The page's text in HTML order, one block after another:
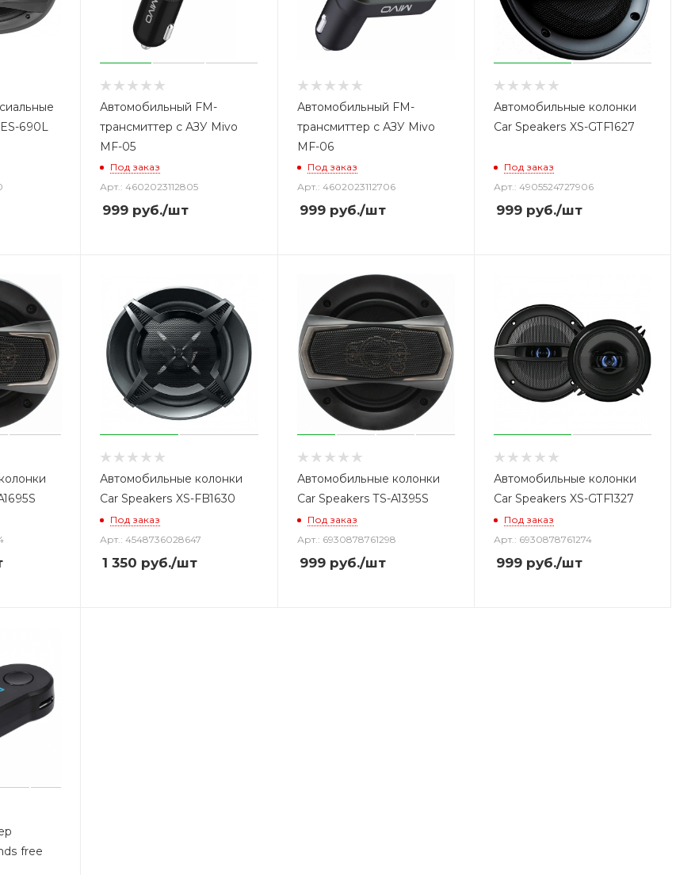
690L
Автомобильный FM-
трансмиттер с АЗУ Mivo
MF-05
Под заказ
Арт.: 4602023112805
999 руб./шт
Автомобильный FM-
трансмиттер с АЗУ Mivo
MF-06
Под заказ
Арт.: 4602023112706
999руб./шт
Автомобильные колонки
Car Speakers XS-GTF1627
Под заказ
Арт.: 4905524727906
999руб./шт
Автомобильные колонки
Car Speakers XS-FB1630
Под заказ
Арт.: 4548736028647
1 350 руб./шт
Автомобильные колонки
Car Speakers TS-A1395S
Под заказ
Арт.: 6930878761298
999руб./шт
Автомобильные колонки
Car Speakers XS-GTF1327
Под заказ
Арт.: 6930878761274
999руб./шт
free